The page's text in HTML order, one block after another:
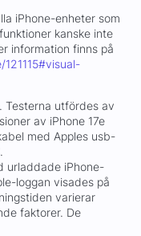
iPhone-enheter som
kanske inte
information finns på
Testerna utfördes av
av iPhone 17e
med Apples usb-
urladdade iPhone-
loggan visades på
varierar
faktorer. De